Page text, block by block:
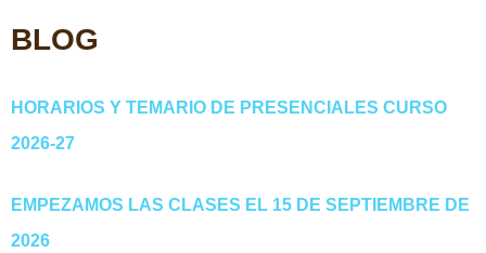
BLOG
HORARIOS Y TEMARIO DE PRESENCIALES CURSO
2026-27
EMPEZAMOS LAS CLASES EL 15 DE SEPTIEMBRE DE
2026